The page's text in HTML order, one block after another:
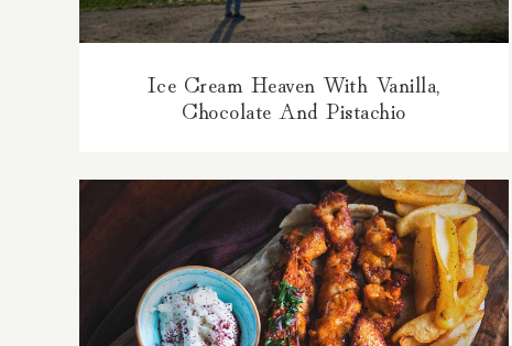
Ice Cream Heaven With Vanilla,
Chocolate And Pistachio
Chicken And Cheese Three Ways With